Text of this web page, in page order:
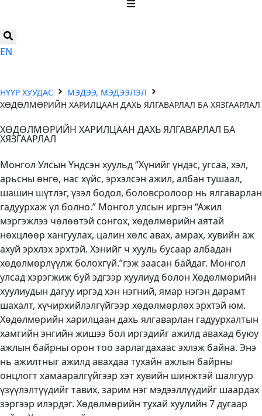
EN
НҮҮР ХУУДАС
МЭДЭЭ, МЭДЭЭЛЭЛ
ХӨДӨЛМӨРИЙН ХАРИЛЦААН ДАХЬ ЯЛГАВАРЛАЛ БА ХЯЗГААРЛАЛ
ХӨДӨЛМӨРИЙН ХАРИЛЦААН ДАХЬ ЯЛГАВАРЛАЛ БА
ХЯЗГААРЛАЛ
Монгол Улсын Үндсэн хуульд “Хүнийг үндэс, угсаа, хэл,
арьсны өнгө, нас хүйс, эрхэлсэн ажил, албан тушаал,
шашин шүтлэг, үзэл бодол, боловсролоор нь ялгаварлан
гадуурхаж үл болно.” Монгол улсын иргэн “Ажил
мэргэжлээ чөлөөтэй сонгох, хөдөлмөрийн аятай
нөхцлөөр хангуулах, цалин хөлс авах, амрах, хувийн аж
ахуй эрхлэх эрхтэй. Хэнийг ч хууль бусаар албадан
хөдөлмөрлүүлж болохгүй.”гэж заасан байдаг. Монгол
улсад хэрэгжиж буй эдгээр хуулиуд болон Хөдөлмөрийн
хуулиудын дагуу иргэд хэн нэгний, ямар нэгэн дарамт
шахалт, хүчирхийлэлгүйгээр хөдөлмөрлөх эрхтэй юм.
Хөдөлмөрийн харилцаан дахь ялгаварлан гадуурхалтын
хамгийн энгийн жишээ бол иргэдийг ажилд авахад буюу
ажлын байрны орон тоо зарлагдахаас эхлэж байна. Энэ
нь ажилтныг ажилд авахдаа тухайн ажлын байрны
онцлогт хамааралгүйгээр хэт хувийн шинжтэй шалгуур
үзүүлэлтүүдийг тавих, зарим нэг мэдээллүүдийг шаардах
зэргээр илэрдэг. Хөдөлмөрийн тухай хуулийн 7 дугаар